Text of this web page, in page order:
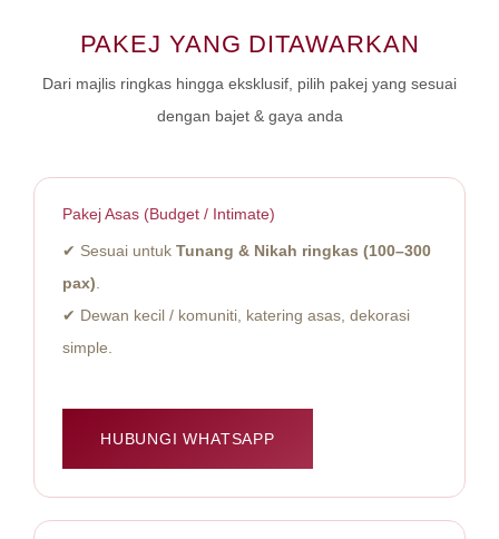
PAKEJ YANG DITAWARKAN
Dari majlis ringkas hingga eksklusif, pilih pakej yang sesuai
dengan bajet & gaya anda
Pakej Asas (Budget / Intimate)
✔ Sesuai untuk Tunang & Nikah ringkas (100–300
pax).
✔ Dewan kecil / komuniti, katering asas, dekorasi
simple.
HUBUNGI WHATSAPP